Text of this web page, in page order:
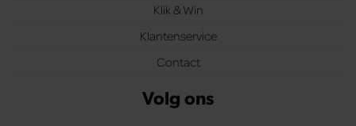
Klik & Win
Klantenservice
Contact
Volg ons